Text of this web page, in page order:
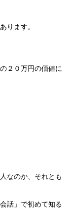
ります。
２０万円の価値に
なのか、それとも
話」で初めて知る